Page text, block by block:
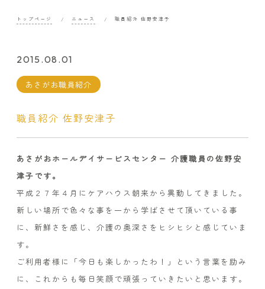
トップページ ニュース 職員紹介 佐野安津子
2015.08.01
あさがお職員紹介
職員紹介 佐野安津子
あさがおホールデイサービスセンター 介護職員の佐野安
津子です。
平成２７年４月にケアハウス朝来から異動してきました。
新しい場所で色々な事を一から学ばさせて頂いている事
に、新鮮さを感じ、介護の奥深さをヒシヒシと感じていま
す。
ご利用者様に「今日も楽しかったわ！」という言葉を励み
に、これからも毎日笑顔で頑張っていきたいと思います。